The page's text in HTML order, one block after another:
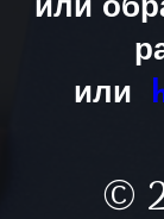
или
или
©